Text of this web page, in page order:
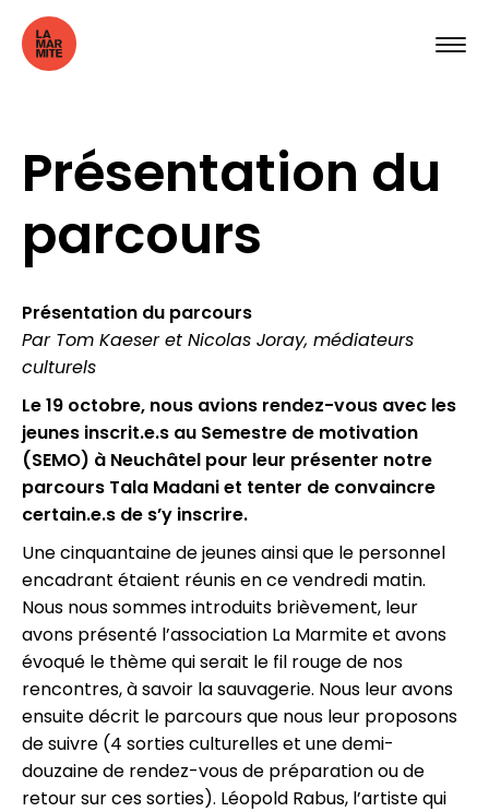
Présentation du
parcours
Présentation du parcours
Par Tom Kaeser et Nicolas Joray, médiateurs
culturels
Le 19 octobre, nous avions rendez-vous avec les
jeunes inscrit.e.s au Semestre de motivation
(SEMO) à Neuchâtel pour leur présenter notre
parcours Tala Madani et tenter de convaincre
certain.e.s de s’y inscrire.
Une cinquantaine de jeunes ainsi que le personnel
encadrant étaient réunis en ce vendredi matin.
Nous nous sommes introduits brièvement, leur
avons présenté l’association La Marmite et avons
évoqué le thème qui serait le fil rouge de nos
rencontres, à savoir la sauvagerie. Nous leur avons
ensuite décrit le parcours que nous leur proposons
de suivre (4 sorties culturelles et une demi-
douzaine de rendez-vous de préparation ou de
retour sur ces sorties). Léopold Rabus, l’artiste qui